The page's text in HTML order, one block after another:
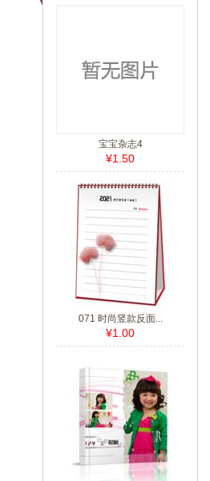
宝宝杂志4
¥1.50
071 时尚竖款反面...
¥1.00